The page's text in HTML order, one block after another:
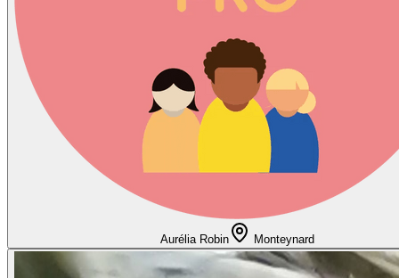
Aurélia Robin Monteynard